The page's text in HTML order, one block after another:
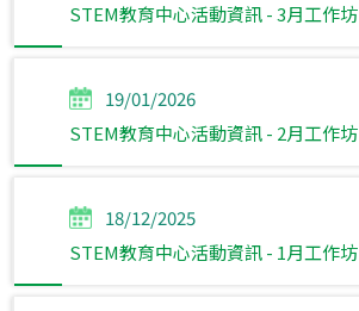
STEM教育中心活動資訊 - 3月工作坊
19/01/2026
STEM教育中心活動資訊 - 2月工作坊
18/12/2025
STEM教育中心活動資訊 - 1月工作坊